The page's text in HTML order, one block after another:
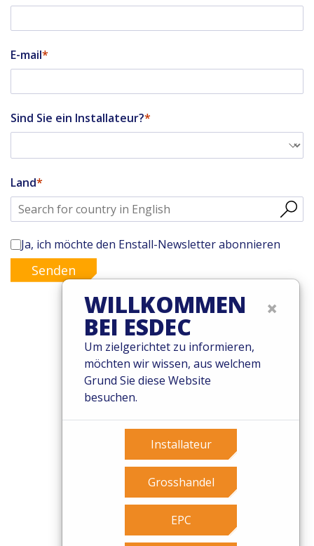
E-mail
Sind Sie ein Installateur?
Land
Ja, ich möchte den Enstall-Newsletter abonnieren
Senden
© 2026 Esdec. Alle Rechte vorbehalten
Patente
Geschäftsbedingungen
Garantiebedingungen
Governance
Cookies
×
WILLKOMMEN
BEI ESDEC
Um zielgerichtet zu informieren,
möchten wir wissen, aus welchem
Grund Sie diese Website
besuchen.
Installateur
Grosshandel
EPC